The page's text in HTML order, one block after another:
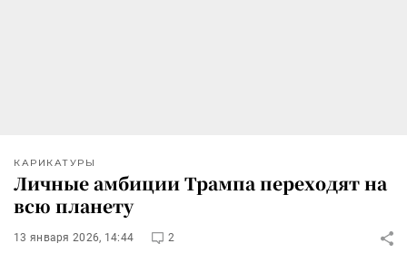
КАРИКАТУРЫ
Личные амбиции Трампа переходят на
всю планету
13 января 2026, 14:44 2